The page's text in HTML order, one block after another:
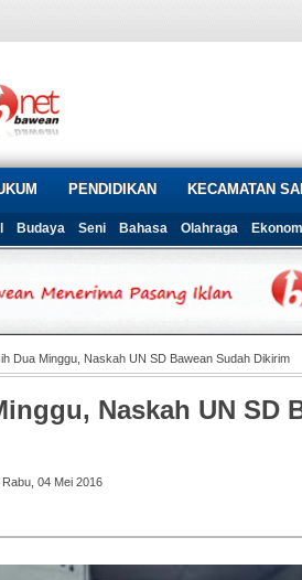
PENDIDIKAN KECAMATAN
Budaya Seni Bahasa Olahraga
Dua Minggu, Naskah UN SD Bawean Sudah Dikirim
Naskah UN SD
04 Mei 2016